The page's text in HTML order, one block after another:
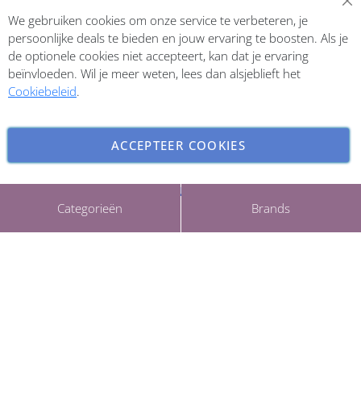
Categorieën Brands
Inschrijven
Copyright © 2026 ParfumCenter.nl. All rights reserved.
We gebruiken cookies om onze service te verbeteren, je
persoonlijke deals te bieden en jouw ervaring te boosten. Als je
de optionele cookies niet accepteert, kan dat je ervaring
beïnvloeden. Wil je meer weten, lees dan alsjeblieft het
Cookiebeleid.
ACCEPTEER COOKIES
INSTELLINGEN AANPASSEN